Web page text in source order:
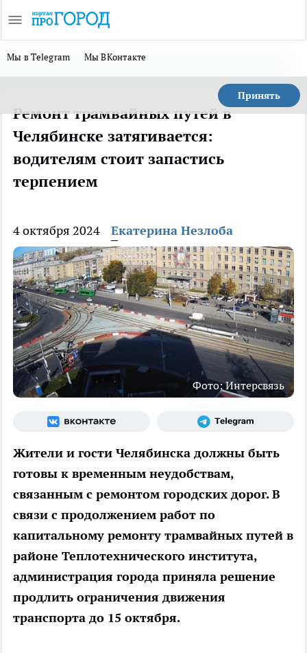
Мы в Telegram Мы ВКонтакте
Принять
Ремонт трамвайных путей в
Челябинске затягивается:
водителям стоит запастись
терпением
4 октября 2024 Екатерина Незлоба
Фото: Интерсвязь
Жители и гости Челябинска должны быть
готовы к временным неудобствам,
связанным с ремонтом городских дорог. В
связи с продолжением работ по
капитальному ремонту трамвайных путей в
районе Теплотехнического института,
администрация города приняла решение
продлить ограничения движения
транспорта до 15 октября.